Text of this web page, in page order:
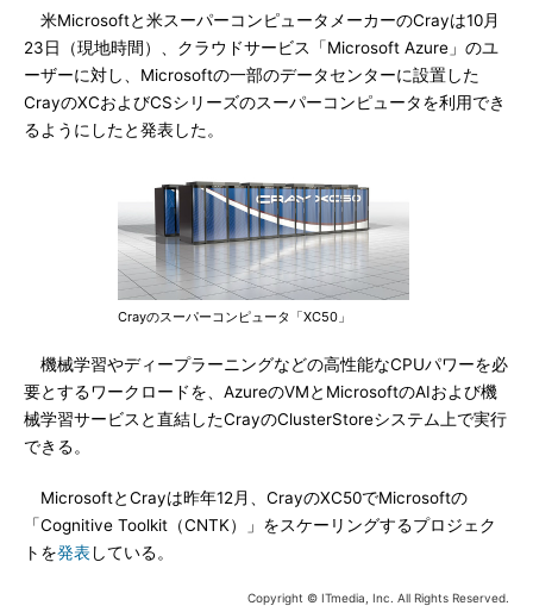
米Microsoftと米スーパーコンピュータメーカーのCrayは10月
23日（現地時間）、クラウドサービス「Microsoft Azure」のユ
ーザーに対し、Microsoftの一部のデータセンターに設置した
CrayのXCおよびCSシリーズのスーパーコンピュータを利用でき
るようにしたと発表した。
Crayのスーパーコンピュータ「XC50」
機械学習やディープラーニングなどの高性能なCPUパワーを必
要とするワークロードを、AzureのVMとMicrosoftのAIおよび機
械学習サービスと直結したCrayのClusterStoreシステム上で実行
できる。
MicrosoftとCrayは昨年12月、CrayのXC50でMicrosoftの
「Cognitive Toolkit（CNTK）」をスケーリングするプロジェク
トを発表している。
Copyright © ITmedia, Inc. All Rights Reserved.